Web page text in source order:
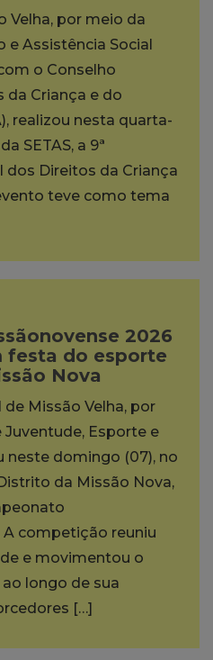
Velha, por meio da
e Assistência Social
o Conselho
da Criança e do
realizou nesta quarta-
SETAS, a 9ª
dos Direitos da Criança
teve como tema
2026
festa do esporte
Nova
Missão Velha, por
Esporte e
neste domingo (07), no
da Missão Nova,
A competição reuniu
e movimentou o
longo de sua
[…]